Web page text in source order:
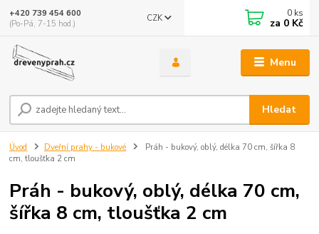
Menu
CZK
Hledat
+420 739 454 600
(Po-Pá, 7-15 hod.)
0 ks
za 0 Kč
Úvod Dveřní prahy - bukové
Práh - bukový, oblý, délka 70 cm, šířka 8
cm, tloušťka 2 cm
Práh - bukový, oblý, délka 70 cm,
šířka 8 cm, tloušťka 2 cm